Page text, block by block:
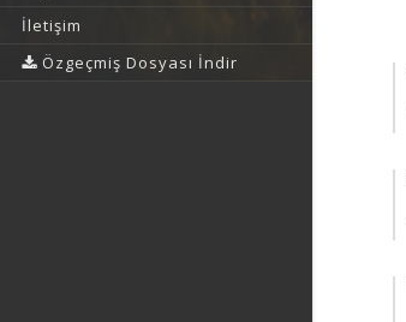
İletişim
Özgeçmiş Dosyası İndir